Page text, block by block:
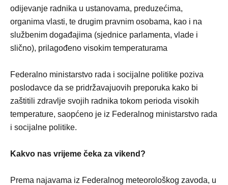
odijevanje radnika u ustanovama, preduzećima,
organima vlasti, te drugim pravnim osobama, kao i na
službenim događajima (sjednice parlamenta, vlade i
slično), prilagođeno visokim temperaturama
Federalno ministarstvo rada i socijalne politike poziva
poslodavce da se pridržavajuovih preporuka kako bi
zaštitili zdravlje svojih radnika tokom perioda visokih
temperature, saopćeno je iz Federalnog ministarstvo rada
i socijalne politike.
Kakvo nas vrijeme čeka za vikend?
Prema najavama iz Federalnog meteorološkog zavoda, u